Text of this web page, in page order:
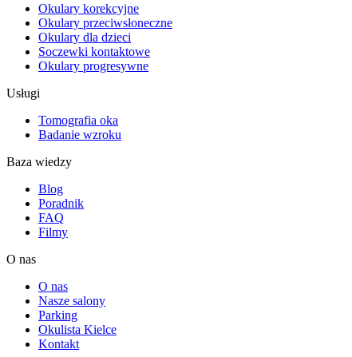
Okulary korekcyjne
Okulary przeciwsłoneczne
Okulary dla dzieci
Soczewki kontaktowe
Okulary progresywne
Usługi
Tomografia oka
Badanie wzroku
Baza wiedzy
Blog
Poradnik
FAQ
Filmy
O nas
O nas
Nasze salony
Parking
Okulista Kielce
Kontakt